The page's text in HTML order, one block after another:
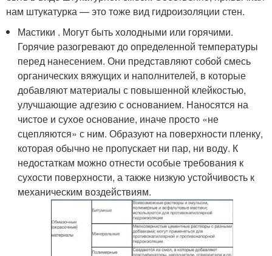
нам штукатурка — это тоже вид гидроизоляции стен.
Мастики . Могут быть холодными или горячими.
Горячие разогревают до определенной температуры
перед нанесением. Они представляют собой смесь
органических вяжущих и наполнителей, в которые
добавляют материалы с повышенной клейкостью,
улучшающие адгезию с основанием. Наносятся на
чистое и сухое основание, иначе просто «не
сцепляются» с ним. Образуют на поверхности пленку,
которая обычно не пропускает ни пар, ни воду. К
недостаткам можно отнести особые требования к
сухости поверхности, а также низкую устойчивость к
механическим воздействиям.